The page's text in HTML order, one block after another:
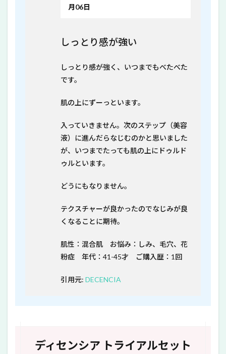
月06日
しっとり感が強い
しっとり感が強く、いつまでもべたべた
です。
肌の上にずーっといます。
入っていきません。次のステップ（美容
液）に進んだらなじむのかと思いました
が、いつまでたっても肌の上にドゥルド
ゥルといます。
どうにもなりません。
テクスチャーが良かったのでなじみが良
くなることに期待。
肌性：混合肌 お悩み：しみ、毛穴、花
粉症 年代：41-45才 ご購入歴：1回
引用元: DECENCIA
ディセンシア トライアルセット